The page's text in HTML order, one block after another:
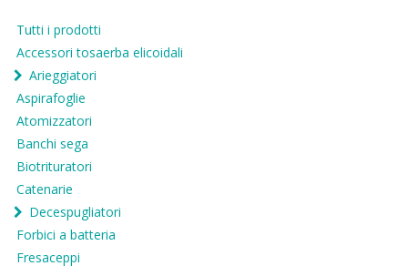
Tutti i prodotti
Accessori tosaerba elicoidali
Arieggiatori
Aspirafoglie
Atomizzatori
Banchi sega
Biotrituratori
Catenarie
Decespugliatori
Forbici a batteria
Fresaceppi